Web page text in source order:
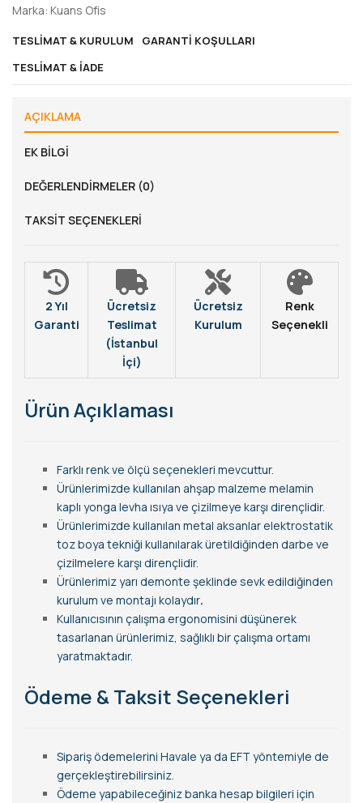
Marka: Kuans Ofis
TESLIMAT & KURULUM
GARANTI KOŞULLARI
TESLIMAT & İADE
AÇIKLAMA
EK BILGI
DEĞERLENDIRMELER (0)
TAKSIT SEÇENEKLERI
2 Yıl
Garanti
Ücretsiz
Teslimat
(İstanbul
İçi)
Ücretsiz
Kurulum
Renk
Seçenekli
Ürün Açıklaması
Farklı renk ve ölçü seçenekleri mevcuttur.
Ürünlerimizde kullanılan ahşap malzeme melamin
kaplı yonga levha ısıya ve çizilmeye karşı dirençlidir.
Ürünlerimizde kullanılan metal aksanlar elektrostatik
toz boya tekniği kullanılarak üretildiğinden darbe ve
çizilmelere karşı dirençlidir.
Ürünlerimiz yarı demonte şeklinde sevk edildiğinden
kurulum ve montajı kolaydır.
Kullanıcısının çalışma ergonomisini düşünerek
tasarlanan ürünlerimiz, sağlıklı bir çalışma ortamı
yaratmaktadır.
Ödeme & Taksit Seçenekleri
Sipariş ödemelerini Havale ya da EFT yöntemiyle de
gerçekleştirebilirsiniz.
Ödeme yapabileceğiniz banka hesap bilgileri için